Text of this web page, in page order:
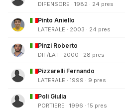
DIFENSORE · 1982 · 24 pres
Pinto Aniello
LATERALE · 2003 · 24 pres
Pinzi Roberto
DIF/LAT · 2000 · 28 pres
Pizzarelli Fernando
LATERALE · 1999 · 9 pres
Poli Giulia
PORTIERE · 1996 · 15 pres